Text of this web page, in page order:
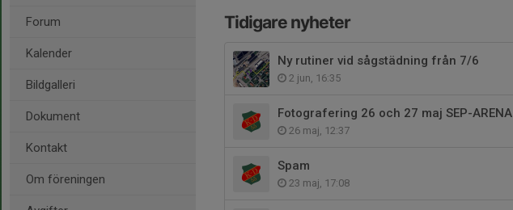
Forum
Kalender
Bildgalleri
Dokument
Kontakt
Om föreningen
Tidigare nyheter
Ny rutiner vid sågstädning från 7/6
2 jun, 16:35
Fotografering 26 och 27 maj SEP-ARENA
26 maj, 12:37
Spam
23 maj, 17:08